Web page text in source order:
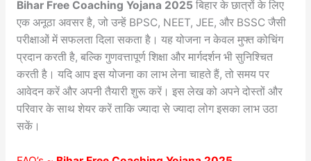
Bihar Free Coaching Yojana 2025 बिहार के छात्रों के लिए
एक अनूठा अवसर है, जो उन्हें BPSC, NEET, JEE, और BSSC जैसी
परीक्षाओं में सफलता दिला सकता है। यह योजना न केवल मुफ्त कोचिंग
प्रदान करती है, बल्कि गुणवत्तापूर्ण शिक्षा और मार्गदर्शन भी सुनिश्चित
करती है। यदि आप इस योजना का लाभ लेना चाहते हैं, तो समय पर
आवेदन करें और अपनी तैयारी शुरू करें। इस लेख को अपने दोस्तों और
परिवार के साथ शेयर करें ताकि ज्यादा से ज्यादा लोग इसका लाभ उठा
सकें।